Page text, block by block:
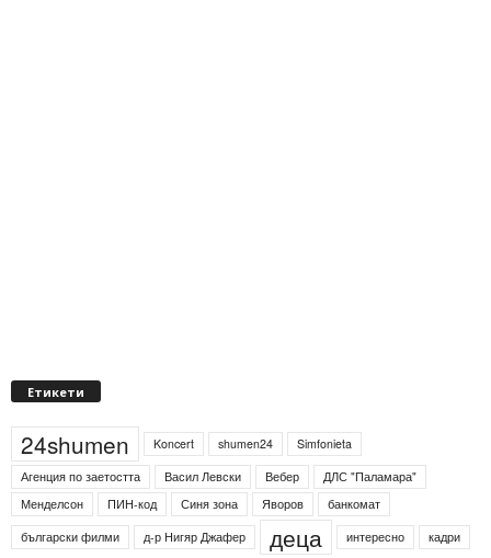
Етикети
24shumen Koncert shumen24
Simfonieta
Агенция по заетостта
Васил Левски Вебер
ДЛС "Паламара"
Менделсон
ПИН-код Синя зона Яворов
банкомат
български филми
д-р Нигяр Джафер деца интересно кадри